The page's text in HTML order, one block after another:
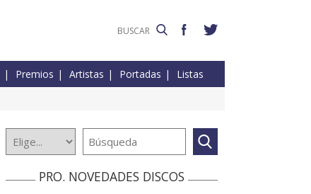
Premios Artistas Portadas Listas
PRO. NOVEDADES DISCOS